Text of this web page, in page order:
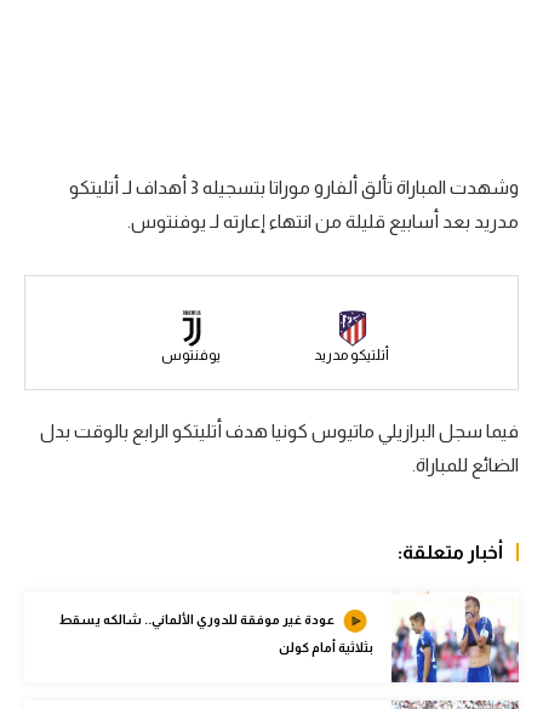
سعودي في الجول
الدوري الإنجليزي
رياضات أخرى
كرة السلة الأمريكية
كرة سلة
كرة يد
وشهدت المباراة تألق ألفارو موراتا بتسجيله 3 أهداف لـ أتليتكو
مدريد بعد أسابيع قليلة من انتهاء إعارته لـ يوفنتوس.
أتلتيكو مدريد يوفنتوس
فيما سجل البرازيلي ماتيوس كونيا هدف أتليتكو الرابع بالوقت بدل
الضائع للمباراة.
أخبار متعلقة:
عودة غير موفقة للدوري الألماني.. شالكه يسقط
بثلاثية أمام كولن